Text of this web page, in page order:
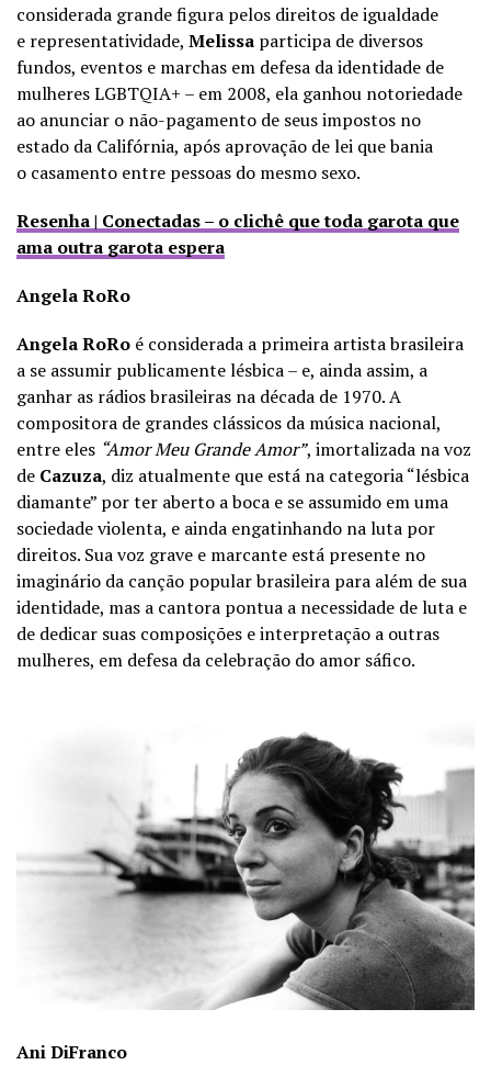
considerada grande figura pelos direitos de igualdade
e representatividade, Melissa participa de diversos
fundos, eventos e marchas em defesa da identidade de
mulheres LGBTQIA+ – em 2008, ela ganhou notoriedade
ao anunciar o não-pagamento de seus impostos no
estado da Califórnia, após aprovação de lei que bania
o casamento entre pessoas do mesmo sexo.
Resenha | Conectadas – o clichê que toda garota que
ama outra garota espera
Angela RoRo
Angela RoRo é considerada a primeira artista brasileira
a se assumir publicamente lésbica – e, ainda assim, a
ganhar as rádios brasileiras na década de 1970. A
compositora de grandes clássicos da música nacional,
entre eles “Amor Meu Grande Amor”, imortalizada na voz
de Cazuza, diz atualmente que está na categoria “lésbica
diamante” por ter aberto a boca e se assumido em uma
sociedade violenta, e ainda engatinhando na luta por
direitos. Sua voz grave e marcante está presente no
imaginário da canção popular brasileira para além de sua
identidade, mas a cantora pontua a necessidade de luta e
de dedicar suas composições e interpretação a outras
mulheres, em defesa da celebração do amor sáfico.
Ani DiFranco